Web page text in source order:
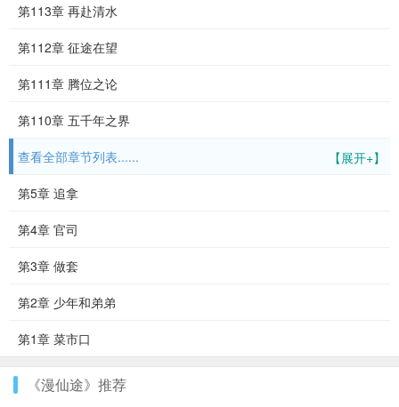
第113章 再赴清水
第112章 征途在望
第111章 腾位之论
第110章 五千年之界
【展开+】
查看全部章节列表......
第5章 追拿
第4章 官司
第3章 做套
第2章 少年和弟弟
第1章 菜市口
《漫仙途》推荐